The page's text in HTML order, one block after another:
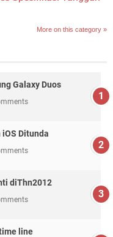
More on this category »
Galaxy Duos
Ditunda
diThn2012
line